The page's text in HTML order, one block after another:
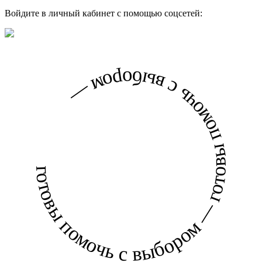
Войдите в личный кабинет с помощью соцсетей:
готовы помочь с выбором — готовы помочь с выбором —